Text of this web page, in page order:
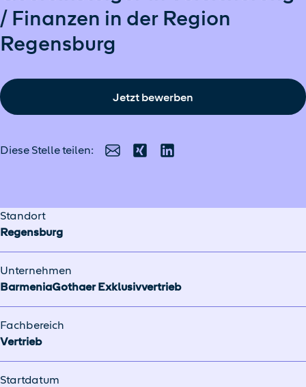
/ Finanzen in der Region
Regensburg
Jetzt bewerben
Diese Stelle teilen:
E-MailXing LinkedIn
Standort
Regensburg
Unternehmen
BarmeniaGothaer Exklusivvertrieb
Fachbereich
Vertrieb
Startdatum